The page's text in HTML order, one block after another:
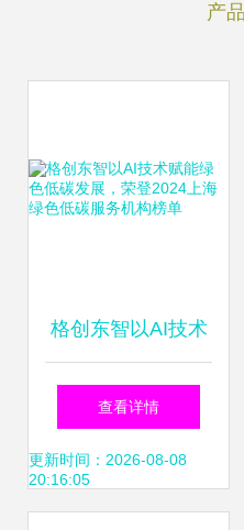
产
格创东智以AI技术
赋能绿色低碳发
展，荣登2024上海
查看详情
更新时间：2026-08-08
20:16:05